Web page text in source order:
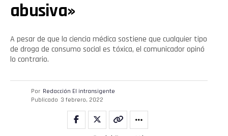
abusiva»
A pesar de que la ciencia médica sostiene que cualquier tipo
de droga de consumo social es tóxica, el comunicador opinó
lo contrario.
Por Redacción El intransigente
Publicado 3 febrero, 2022
Pinterest
Email